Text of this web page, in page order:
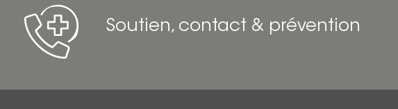
Soutien, contact & prévention